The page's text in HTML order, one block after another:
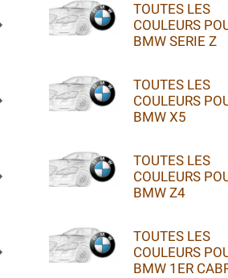
TOUTES LES
COULEURS
BMW SERIE Z
TOUTES LES
COULEURS
BMW X5
TOUTES LES
COULEURS
BMW Z4
TOUTES LES
COULEURS
BMW 1ER